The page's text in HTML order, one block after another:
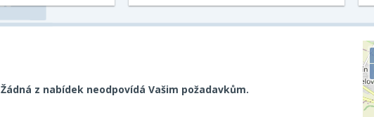
Žádná z nabídek neodpovídá Vašim požadavkům.